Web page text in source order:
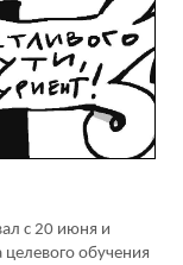
с 20 июня и
обучения